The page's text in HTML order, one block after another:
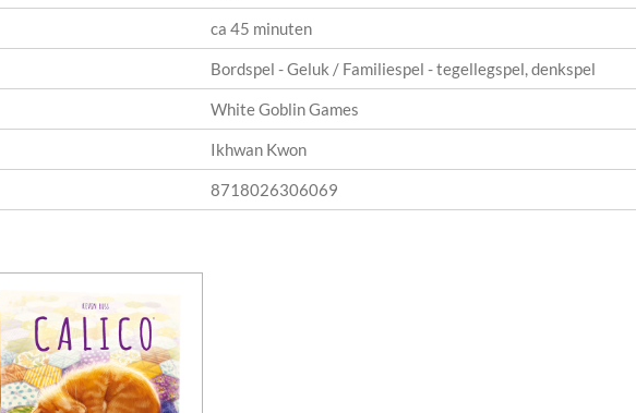
ca 45 minuten
Bordspel - Geluk / Familiespel - tegellegspel, denkspel
White Goblin Games
Ikhwan Kwon
8718026306069